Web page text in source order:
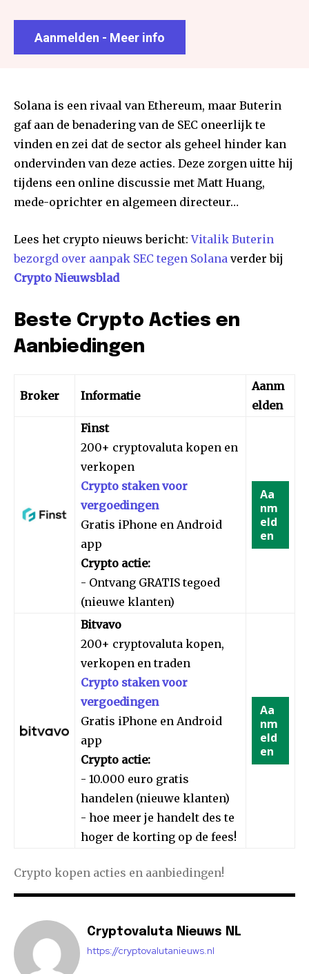
Aanmelden - Meer info
Solana is een rivaal van Ethereum, maar Buterin
gaf aan de benadering van de SEC oneerlijk te
vinden en zei dat de sector als geheel hinder kan
ondervinden van deze acties. Deze zorgen uitte hij
tijdens een online discussie met Matt Huang,
mede-oprichter en algemeen directeur…
Lees het crypto nieuws bericht:Vitalik Buterin
bezorgd over aanpak SEC tegen Solana verder bij
Crypto Nieuwsblad
Beste Crypto Acties en
Aanbiedingen
Broker Informatie
Aanm
elden
Finst
200+ cryptovaluta kopen en
verkopen
Crypto staken voor
vergoedingen
Gratis iPhone en Android
app
Crypto actie:
- Ontvang GRATIS tegoed
(nieuwe klanten)
Aa
nm
eld
en
Bitvavo
200+ cryptovaluta kopen,
verkopen en traden
Crypto staken voor
vergoedingen
Gratis iPhone en Android
app
Crypto actie:
- 10.000 euro gratis
handelen (nieuwe klanten)
- hoe meer je handelt des te
hoger de korting op de fees!
Aa
nm
eld
en
Crypto kopen acties en aanbiedingen!
Cryptovaluta Nieuws NL
https://cryptovalutanieuws.nl